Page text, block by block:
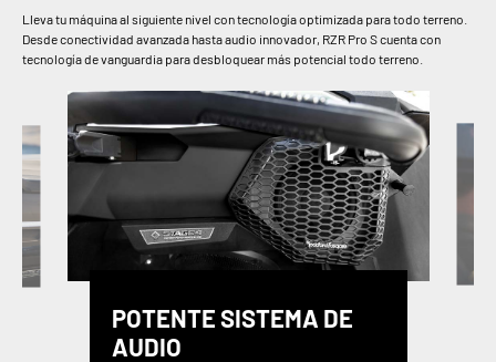
Lleva tu máquina al siguiente nivel con tecnología optimizada para todo terreno.
Desde conectividad avanzada hasta audio innovador, RZR Pro S cuenta con
tecnología de vanguardia para desbloquear más potencial todo terreno.
POTENTE SISTEMA DE
AUDIO